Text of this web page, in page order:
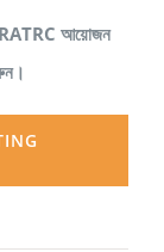
আয়োজন